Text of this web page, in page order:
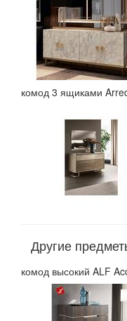
комод 3 ящиками
Другие
комод высокий ALF